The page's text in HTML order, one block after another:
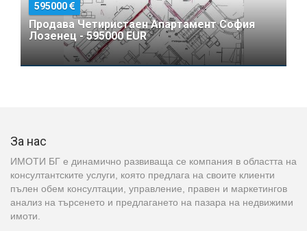
595000
Продава Четиристаен Апартамент София
Лозенец - 595000 EUR
За нас
ИМОТИ БГ е динамично развиваща се компания в областта на
консултантските услуги, която предлага на своите клиенти
пълен обем консултации, управление, правен и маркетингов
анализ на търсенето и предлагането на пазара на недвижими
имоти.